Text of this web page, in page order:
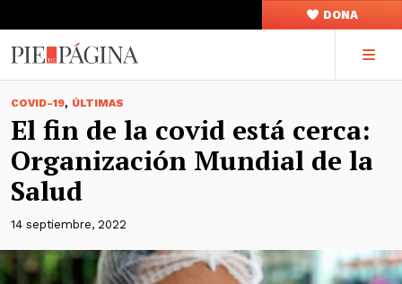
DONA
COVID-19, ÚLTIMAS
El fin de la covid está cerca:
Organización Mundial de la
Salud
14 septiembre, 2022